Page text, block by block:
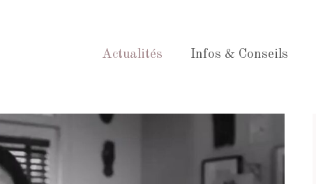
Actualités Infos & Conseils